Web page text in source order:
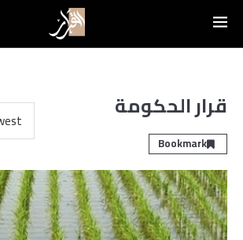
قرار الحكومة
Bookmark